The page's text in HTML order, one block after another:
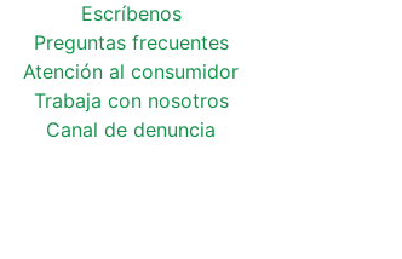
Escríbenos
Preguntas frecuentes
Atención al consumidor
Trabaja con nosotros
Canal de denuncia